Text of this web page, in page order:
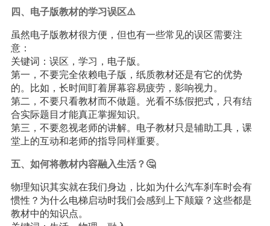
四、电子版教材的学习误区⚠️
虽然电子版教材很方便，但也有一些常见的误区需要注
意：
关键词：误区，学习，电子版。
第一，不要完全依赖电子版，纸质教材还是有它的优势
的。比如，长时间盯着屏幕容易疲劳，影响视力。
第二，不要只看教材而不做题。光看不练假把式，只有结
合实际题目才能真正掌握知识。
第三，不要忽视老师的讲解。电子教材只是辅助工具，课
堂上的互动和老师的指导同样重要。
五、如何将教材内容融入生活？🤔
物理知识其实就在我们身边，比如为什么汽车刹车时会有
惯性？为什么电梯启动时我们会感到上下颠簸？这些都是
教材中的知识点。